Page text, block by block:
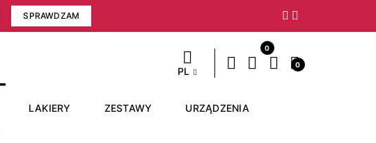
SPRAWDZAM Następny
PL
0
0
LAKIERY ZESTAWY URZĄDZENIA